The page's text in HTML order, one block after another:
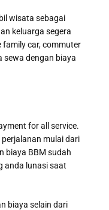
wisata sebagai
keluarga segera
family car, commuter
sewa dengan biaya
for all service.
mulai dari
biaya BBM sudah
anda lunasi saat
biaya selain dari